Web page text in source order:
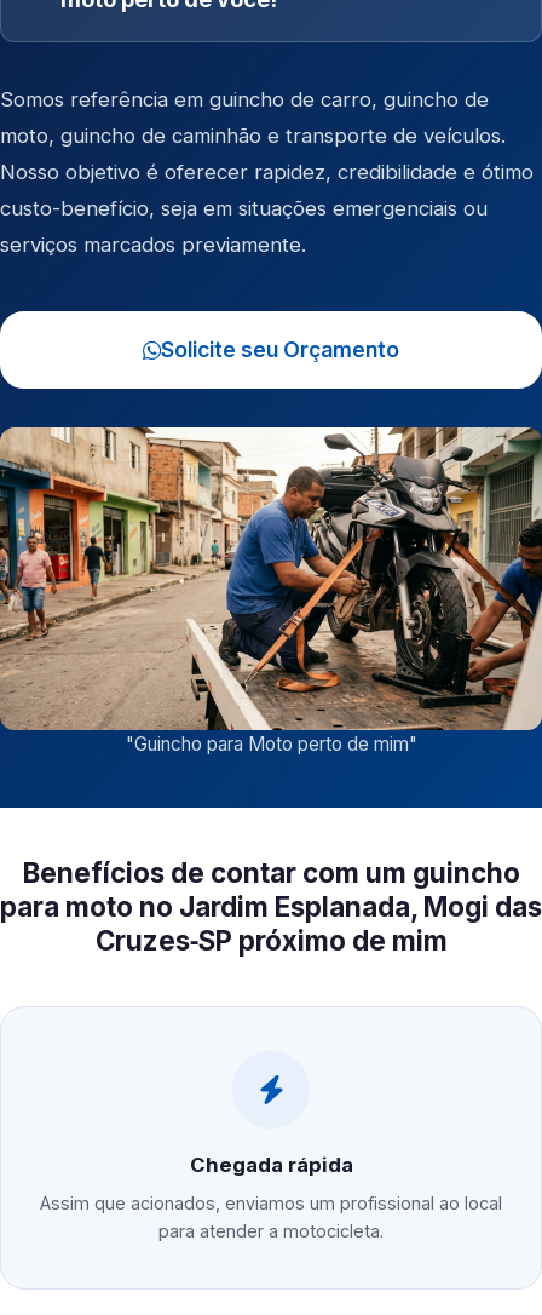
Somos referência em guincho de carro, guincho de
moto, guincho de caminhão e transporte de veículos.
Nosso objetivo é oferecer rapidez, credibilidade e ótimo
custo-benefício, seja em situações emergenciais ou
serviços marcados previamente.
Solicite seu Orçamento
"Guincho para Moto perto de mim"
Benefícios de contar com um guincho
para moto no Jardim Esplanada, Mogi das
Cruzes‑SP próximo de mim
Chegada rápida
Assim que acionados, enviamos um profissional ao local
para atender a motocicleta.